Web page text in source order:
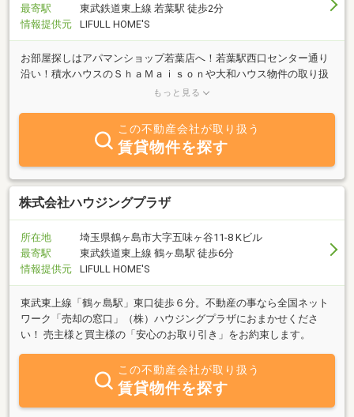
最寄駅
東武鉄道東上線 若葉駅 徒歩2分
情報提供元
LIFULL HOME'S
お部屋探しはアパマンショップ若葉店へ！若葉駅西口センター通り
沿い！積水ハウスのＳｈａＭａｉｓｏｎや大和ハウス物件の取り扱
い店舗です！豊富な物件からお部屋をお探し頂けます。お部屋探し
もっと見る
この不動産会社が取り扱う
賃貸物件を探す
株式会社ハウジングプラザ
所在地
埼玉県鶴ヶ島市大字五味ヶ谷11-8 Kビル
最寄駅
東武鉄道東上線 鶴ヶ島駅 徒歩6分
情報提供元
LIFULL HOME'S
東武東上線「鶴ヶ島駅」東口徒歩６分。不動産の事なら全国ネット
ワーク「売却の窓口」（株）ハウジングプラザにおまかせくださ
い！ 売主様と買主様の「安心のお取り引き」をお約束します。
この不動産会社が取り扱う
賃貸物件を探す